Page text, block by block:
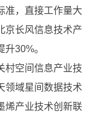
准，直接工作量大
京长风信息技术产
30%。
空间信息产业技
领域星间数据技术
烯产业技术创新联